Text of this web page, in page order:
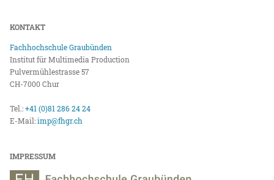
KONTAKT
Fachhochschule Graubünden
Institut für Multimedia Production
Pulvermühlestrasse 57
CH-7000 Chur
Tel.:+41 (0)81 286 24 24
E-Mail:imp@fhgr.ch
IMPRESSUM